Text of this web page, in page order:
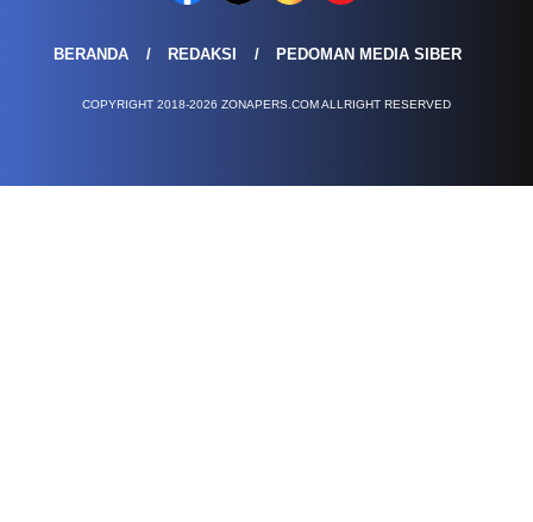
BERANDA REDAKSI PEDOMAN MEDIA SIBER
COPYRIGHT 2018-2026 ZONAPERS.COM ALLRIGHT RESERVED